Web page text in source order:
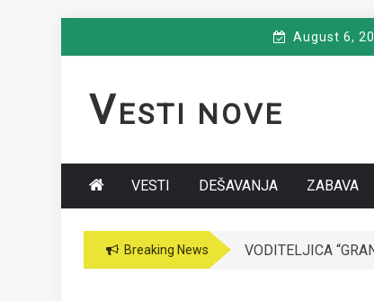
August 6,
VESTI NOVE
VESTI DEŠAVANJA ZABAVA
Breaking News VODITELJICA